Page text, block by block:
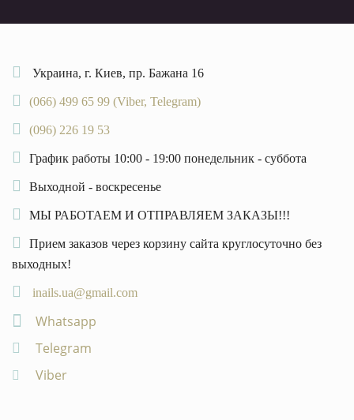
Украина, г. Киев, пр. Бажана 16
(066) 499 65 99 (Viber, Telegram)
(096) 226 19 53
График работы 10:00 - 19:00 понедельник - суббота
Выходной - воскресенье
МЫ РАБОТАЕМ И ОТПРАВЛЯЕМ ЗАКАЗЫ!!!
Прием заказов через корзину сайта круглосуточно без
выходных!
inails.ua@gmail.com
Whatsapp
Telegram
Viber